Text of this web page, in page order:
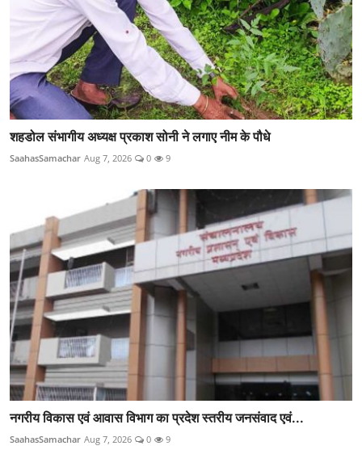
शहडोल संभागीय अध्यक्ष प्रकाश सोनी ने लगाए नीम के पौधे
SaahasSamachar Aug 7, 2026 0 9
नगरीय विकास एवं आवास विभाग का प्रदेश स्तरीय जनसंवाद एवं...
SaahasSamachar Aug 7, 2026 0 9